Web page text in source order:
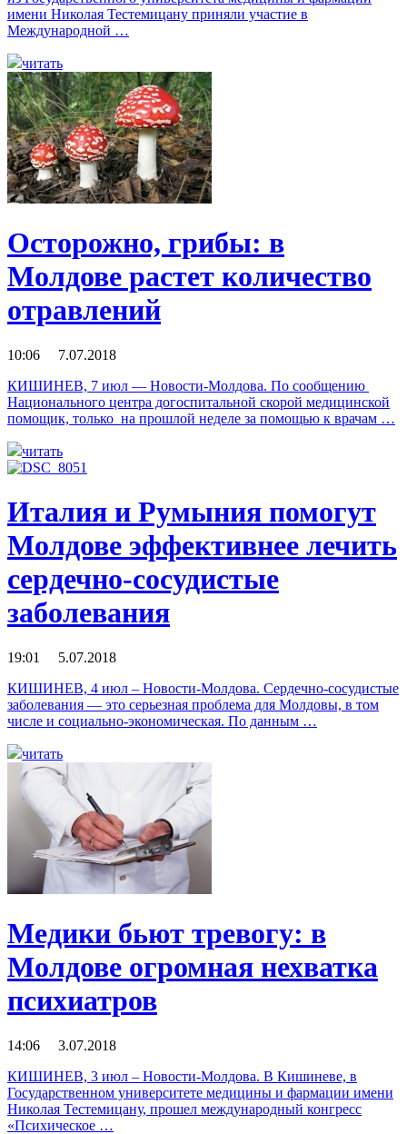
имени Николая Тестемицану приняли участие в
Международной …
читать
Осторожно, грибы: в
Молдове растет количество
отравлений
10:06 7.07.2018
КИШИНЕВ, 7 июл — Новости-Молдова. По сообщению
Национального центра догоспитальной скорой медицинской
помощик, только на прошлой неделе за помощью к врачам …
читать
Италия и Румыния помогут
Молдове эффективнее лечить
сердечно-сосудистые
заболевания
19:01 5.07.2018
КИШИНЕВ, 4 июл – Новости-Молдова. Сердечно-сосудистые
заболевания — это серьезная проблема для Молдовы, в том
числе и социально-экономическая. По данным …
читать
Медики бьют тревогу: в
Молдове огромная нехватка
психиатров
14:06 3.07.2018
КИШИНЕВ, 3 июл – Новости-Молдова. В Кишиневе, в
Государственном университете медицины и фармации имени
Николая Тестемицану, прошел международный конгресс
«Психическое …